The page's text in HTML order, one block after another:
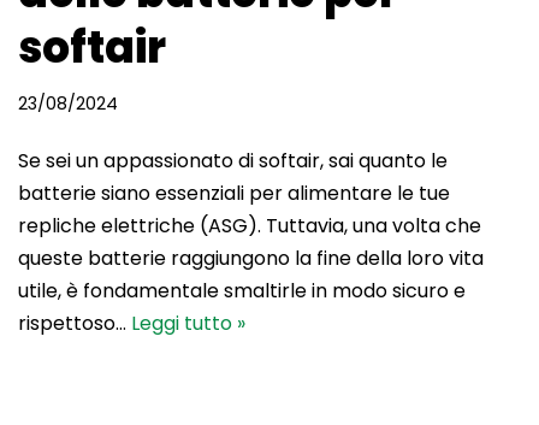
softair
23/08/2024
Se sei un appassionato di softair, sai quanto le
batterie siano essenziali per alimentare le tue
repliche elettriche (ASG). Tuttavia, una volta che
queste batterie raggiungono la fine della loro vita
utile, è fondamentale smaltirle in modo sicuro e
rispettoso… Leggi tutto »